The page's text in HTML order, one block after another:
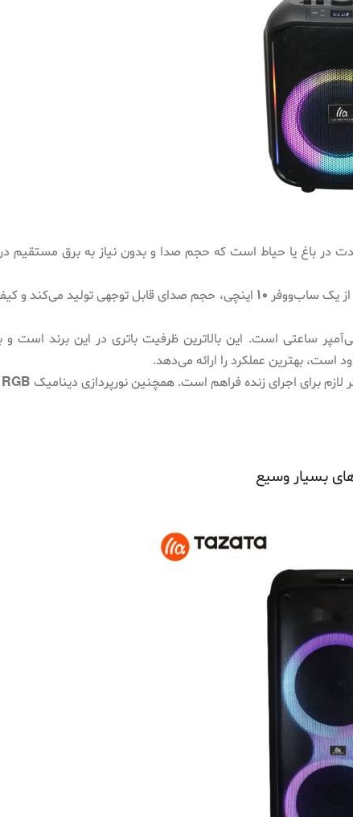
در باغ یا حیاط است که حجم صدا و بدون نیاز به برق مستقیم
یک ساب‌ووفر 10 اینچی، حجم صدای قابل توجهی تولید می‌کند و
ساعتی است. این بالاترین ظرفیت باتری در این برند است و
است، بهترین عملکرد را ارائه می‌دهد.
لازم برای اجرای زنده فراهم است. همچنین نورپردازی دینامیک RGB
بسیار وسیع